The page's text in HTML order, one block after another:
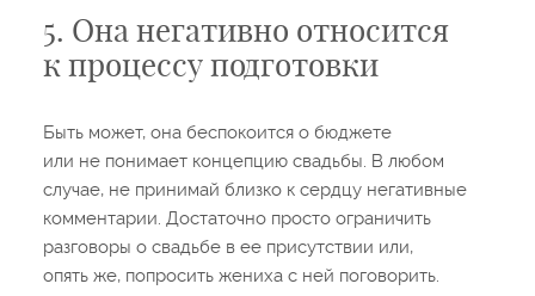
5. Она негативно относится
к процессу подготовки
Быть может, она беспокоится о бюджете
или не понимает концепцию свадьбы. В любом
случае, не принимай близко к сердцу негативные
комментарии. Достаточно просто ограничить
разговоры о свадьбе в ее присутствии или,
опять же, попросить жениха с ней поговорить.